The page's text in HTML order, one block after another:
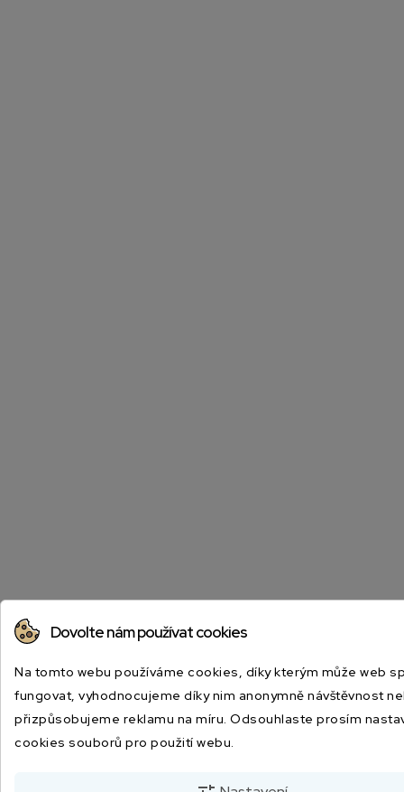
Dovolte nám používat cookies
Na tomto webu používáme cookies, díky kterým může web
fungovat, vyhodnocujeme díky nim anonymně návštěvnost
přizpůsobujeme reklamu na míru. Odsouhlaste prosím
cookies souborů pro použití webu.